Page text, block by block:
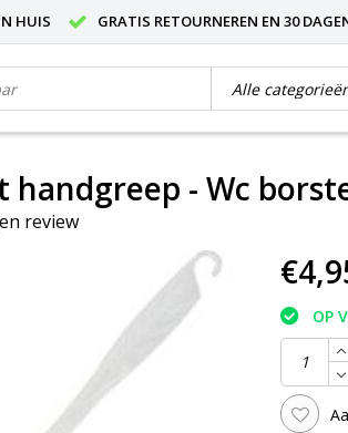
HUIS GRATIS RETOURNEREN EN 30
- Wc
review
OP